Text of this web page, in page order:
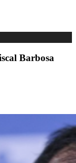
Barbosa